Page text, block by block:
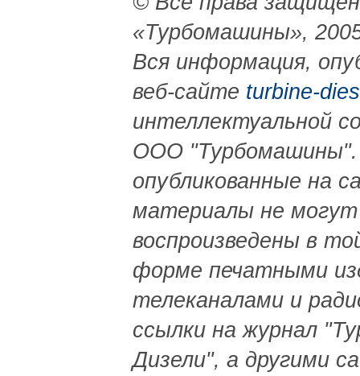
«Турбомашины»,
Вся информация,
веб-сайте turbine-
интеллектуальной
ООО "Турбомашины".
опубликованные на
материалы не
воспроизведены в
форме печатными
телеканалами и
ссылки на журнал
Дизели", а другими